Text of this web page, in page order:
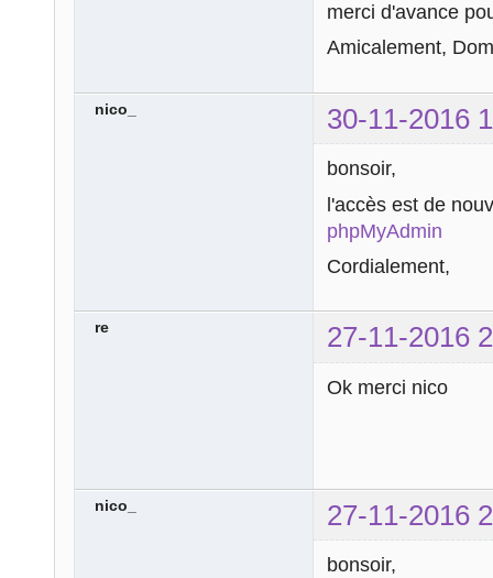
merci d'avance
Amicalement,
nico_ 30-11-2016
bonsoir,
l'accès est de
phpMyAdmin
Cordialement,
re 27-11-2016
Ok merci nico
nico_ 27-11-2016
bonsoir,